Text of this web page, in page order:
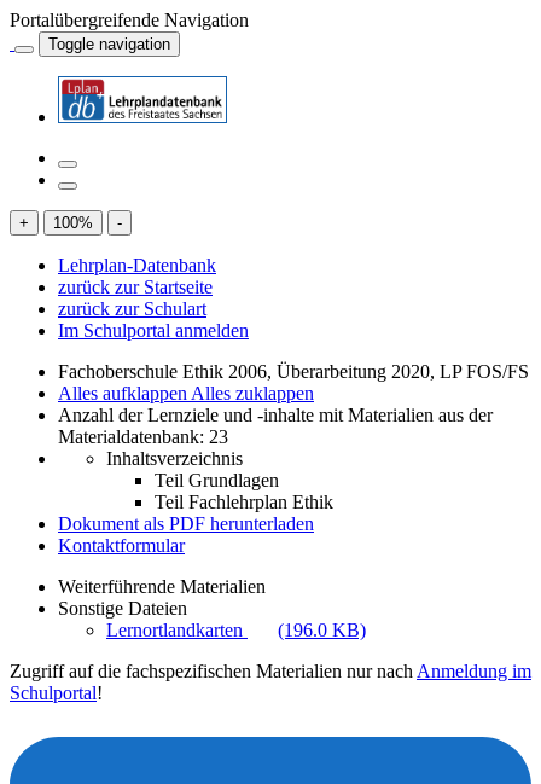
Portalübergreifende Navigation
Toggle navigation
+ 100% -
Lehrplan-Datenbank
zurück zur Startseite
zurück zur Schulart
Im Schulportal anmelden
Fachoberschule Ethik 2006, Überarbeitung 2020, LP FOS/FS
Alles aufklappen Alles zuklappen
Anzahl der Lernziele und -inhalte mit Materialien aus der
Materialdatenbank: 23
Inhaltsverzeichnis
Teil Grundlagen
Teil Fachlehrplan Ethik
Dokument als PDF herunterladen
Kontaktformular
Weiterführende Materialien
Sonstige Dateien
Lernortlandkarten
(196.0 KB)
Zugriff auf die fachspezifischen Materialien nur nach Anmeldung im
Schulportal!